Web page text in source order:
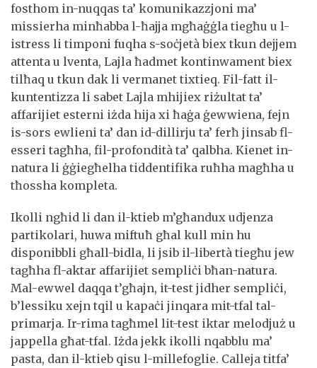
fosthom in-nuqqas ta’ komunikazzjoni ma’
missierha minħabba l-ħajja mgħaġġla tiegħu u l-
istress li timponi fuqha s-soċjetà biex tkun dejjem
attenta u lventa, Lajla ħadmet kontinwament biex
tilħaq u tkun dak li vermanet tixtieq. Fil-fatt il-
kuntentizza li sabet Lajla mhijiex riżultat ta’
affarijiet esterni iżda hija xi ħaġa ġewwiena, fejn
is-sors ewlieni ta’ dan id-dillirju ta’ ferħ jinsab fl-
esseri tagħha, fil-profondità ta’ qalbha. Kienet in-
natura li ġġiegħelha tiddentifika ruħha magħha u
tħossha kompleta.
Ikolli ngħid li dan il-ktieb m’għandux udjenza
partikolari, huwa miftuħ għal kull min hu
disponibbli għall-bidla, li jsib il-libertà tiegħu jew
tagħha fl-aktar affarijiet sempliċi bħan-natura.
Mal-ewwel daqqa t’għajn, it-test jidher sempliċi,
b’lessiku xejn tqil u kapaċi jinqara mit-tfal tal-
primarja. Ir-rima tagħmel lit-test iktar melodjuż u
jappella għat-tfal. Iżda jekk ikolli nqabblu ma’
pasta, dan il-ktieb qisu l-millefoglie. Calleja titfa’